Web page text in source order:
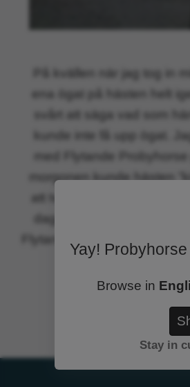
På kvällen när jag tog in
ena ögat på hästen helt
svårt att säga vad som
kunde inte få upp ögat.
med
Flytande
morgonen kunde hästen
att tvätta ögat morgon och
dagar var ögat återställt.
Flytande med hälften
Yay!
Browse in
Stay in